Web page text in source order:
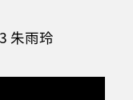
朱雨玲